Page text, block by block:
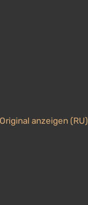
Original anzeigen (RU)